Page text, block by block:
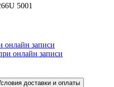
5001
онлайн записи
доставки и оплаты